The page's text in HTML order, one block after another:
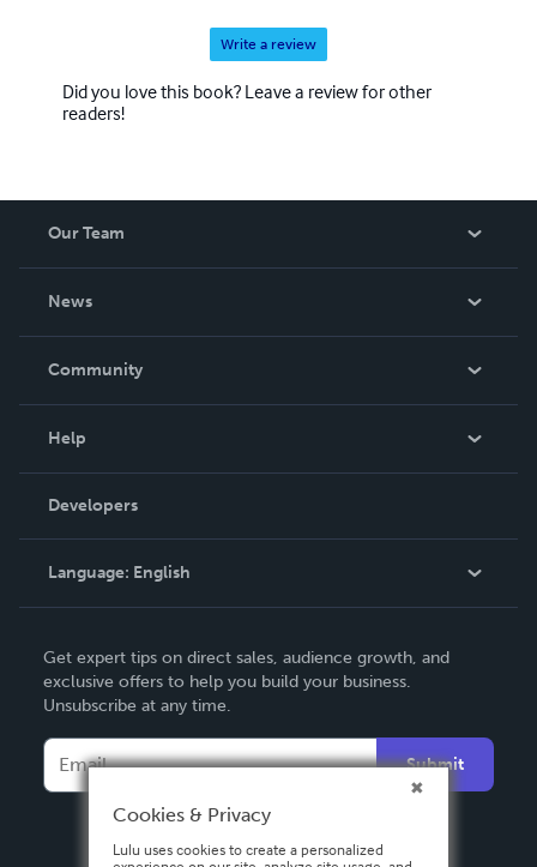
Write a review
Did you love this book? Leave a review for other
readers!
Our Team
News
In The News
Community
Podcast
Help
Order Lookup
Knowledge Base
Contact Support
Developers
Language: English
Deutsch
Français
Italiano
Español
Get expert tips on direct sales, audience growth, and
exclusive offers to help you build your business.
Unsubscribe at any time.
Submit
Cookies & Privacy
Lulu uses cookies to create a personalized